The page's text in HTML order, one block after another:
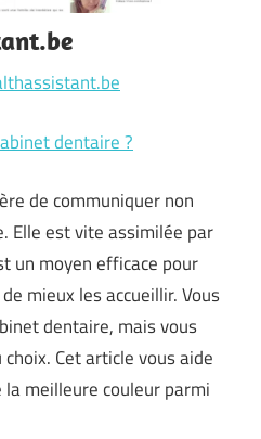
dentaire ?
de communiquer non
Elle est vite assimilée par
un moyen efficace pour
mieux les accueillir. Vous
dentaire, mais vous
Cet article vous aide
meilleure couleur parmi